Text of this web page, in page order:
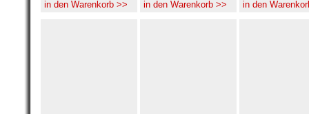
in den Warenkorb >>
in den Warenkorb >>
in den